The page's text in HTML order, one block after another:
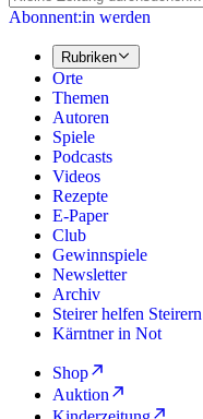
Abonnent:in werden
Rubriken
Orte
Themen
Autoren
Spiele
Podcasts
Videos
Rezepte
E-Paper
Club
Gewinnspiele
Newsletter
Archiv
Steirer helfen Steirern
Kärntner in Not
Shop
Auktion